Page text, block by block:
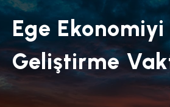
Ege Ekonomiyi
Geliştirme